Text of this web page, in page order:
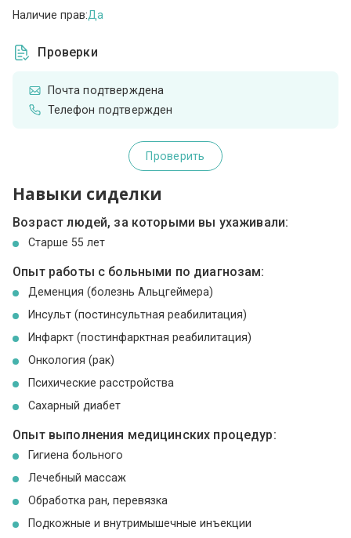
Наличие прав:Да
Проверки
Почта подтверждена
Телефон подтвержден
Проверить
Навыки сиделки
Возраст людей, за которыми вы ухаживали:
Cтарше 55 лет
Опыт работы с больными по диагнозам:
Деменция (болезнь Альцгеймера)
Инсульт (постинсультная реабилитация)
Инфаркт (постинфарктная реабилитация)
Онкология (рак)
Психические расстройства
Сахарный диабет
Опыт выполнения медицинских процедур:
Гигиена больного
Лечебный массаж
Обработка ран, перевязка
Подкожные и внутримышечные инъекции